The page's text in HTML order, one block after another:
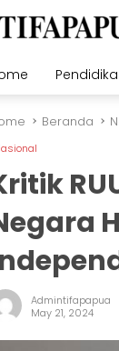
Beranda
Admintifapapua
May 21, 2024